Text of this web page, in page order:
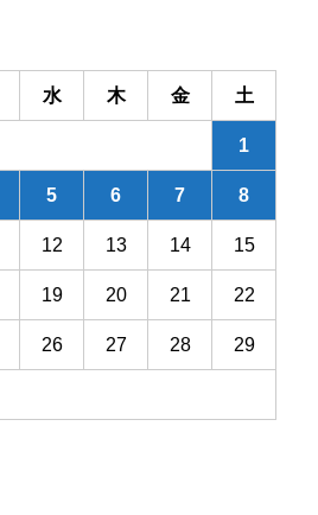
水 木 金 土
1
5 6 7 8
12 13 14 15
19 20 21 22
26 27 28 29